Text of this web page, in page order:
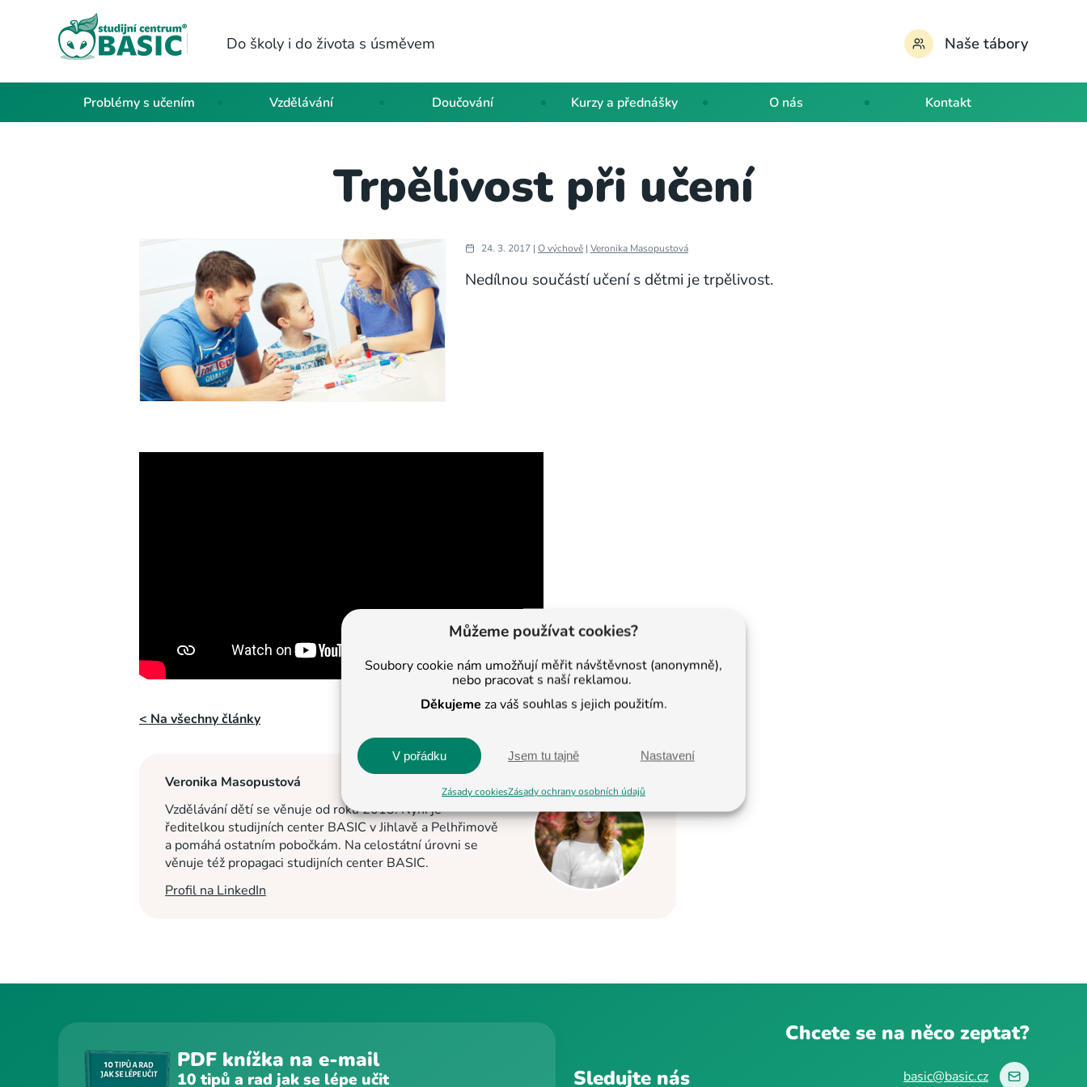
Můžeme používat cookies?
Soubory cookie nám umožňují měřit návštěvnost (anonymně),
nebo pracovat s naší reklamou.
Děkujeme za váš souhlas s jejich použitím.
V pořádku Jsem tu tajně Nastavení
Zásady cookiesZásady ochrany osobních údajů
Do školy i do života s úsměvem Naše tábory
Problémy s učením Vzdělávání Doučování Kurzy a přednášky O nás Kontakt
Trpělivost při učení
24. 3. 2017 | O výchově | Veronika Masopustová
Nedílnou součástí učení s dětmi je trpělivost.
< Na všechny články
Veronika Masopustová
Vzdělávání dětí se věnuje od roku 2013. Nyní je
ředitelkou studijních center BASIC v Jihlavě a Pelhřimově
a pomáhá ostatním pobočkám. Na celostátní úrovni se
věnuje též propagaci studijních center BASIC.
Profil na LinkedIn
PDF knížka na e-mail
10 tipů a rad jak se lépe učit Sledujte nás
Chcete se na něco zeptat?
basic@basic.cz